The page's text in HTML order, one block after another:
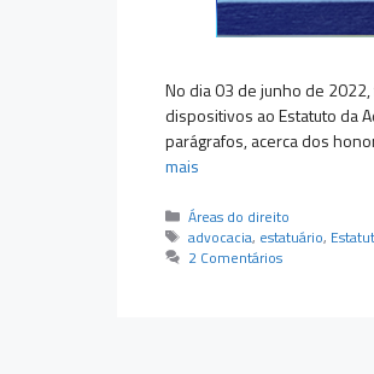
No dia 03 de junho de
dispositivos ao Estatuto da
parágrafos, acerca dos
mais
Categorias
Áreas do direito
Tags
advocacia, estatuário,
2 Comentários